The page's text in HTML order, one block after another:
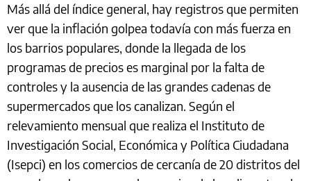
Más allá del índice general, hay registros que permiten
ver que la inflación golpea todavía con más fuerza en
los barrios populares, donde la llegada de los
programas de precios es marginal por la falta de
controles y la ausencia de las grandes cadenas de
supermercados que los canalizan. Según el
relevamiento mensual que realiza el Instituto de
Investigación Social, Económica y Política Ciudadana
(Isepci) en los comercios de cercanía de 20 distritos del